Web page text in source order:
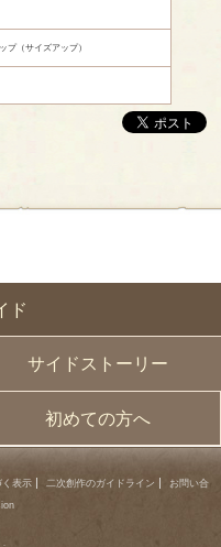
ド
サイドストーリー
初めての方へ
プ（サイズアップ）
く表示 二次創作のガイドライン
お問い合